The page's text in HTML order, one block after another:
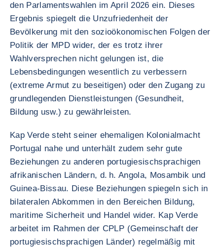
den Parlamentswahlen im April 2026 ein. Dieses
Ergebnis spiegelt die Unzufriedenheit der
Bevölkerung mit den sozioökonomischen Folgen der
Politik der MPD wider, der es trotz ihrer
Wahlversprechen nicht gelungen ist, die
Lebensbedingungen wesentlich zu verbessern
(extreme Armut zu beseitigen) oder den Zugang zu
grundlegenden Dienstleistungen (Gesundheit,
Bildung usw.) zu gewährleisten.
Kap Verde steht seiner ehemaligen Kolonialmacht
Portugal nahe und unterhält zudem sehr gute
Beziehungen zu anderen portugiesischsprachigen
afrikanischen Ländern, d. h. Angola, Mosambik und
Guinea-Bissau. Diese Beziehungen spiegeln sich in
bilateralen Abkommen in den Bereichen Bildung,
maritime Sicherheit und Handel wider. Kap Verde
arbeitet im Rahmen der CPLP (Gemeinschaft der
portugiesischsprachigen Länder) regelmäßig mit